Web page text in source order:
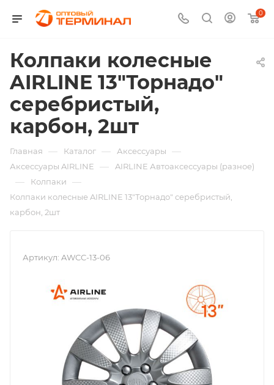
0
Колпаки колесные
AIRLINE 13"Торнадо"
серебристый,
карбон, 2шт
Главная — Каталог — Аксессуары —
Аксессуары AIRLINE — AIRLINE Автоаксессуары (разное)
— Колпаки —
Колпаки колесные AIRLINE 13"Торнадо" серебристый,
карбон, 2шт
Артикул: AWCC-13-06